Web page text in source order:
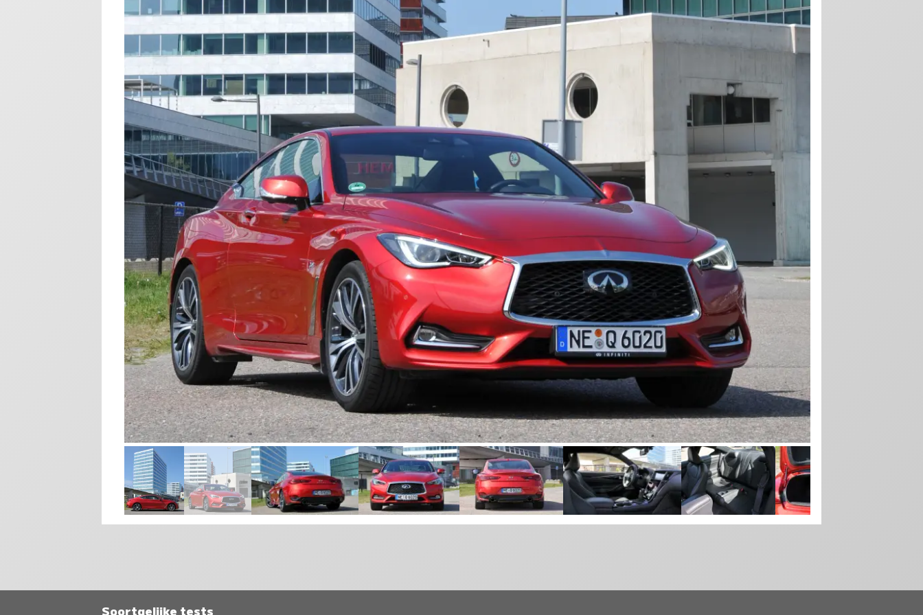
Soortgelijke tests